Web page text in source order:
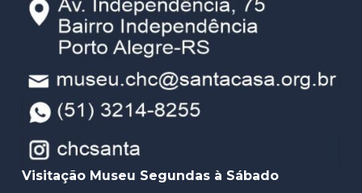
Visitação Museu Segundas à Sábado